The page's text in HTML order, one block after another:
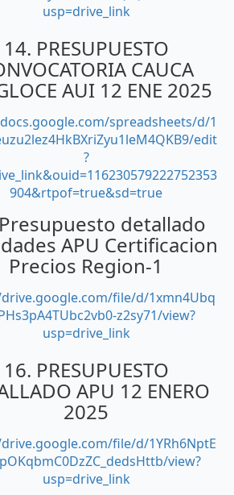
usp=drive_link
14. PRESUPUESTO
CAUCA
AUI 12 ENE 2025
spreadsheets/d/1
edit
?
904&rtpof=true&sd=true
detallado
APU Certificacion
Precios Region-1
file/d/1xmn4Ubq
z2sy71/view?
usp=drive_link
16. PRESUPUESTO
APU 12 ENERO
2025
file/d/1YRh6NptE
view?
usp=drive_link